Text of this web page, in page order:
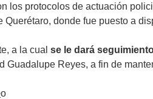
protocolos de actuación
donde fue puesto a
a la cual se le dará
Reyes, a fin de
o